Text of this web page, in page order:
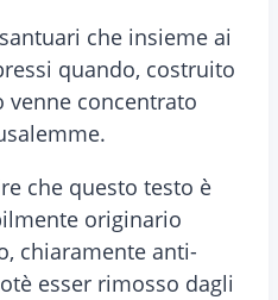
che insieme ai
quando, costruito
concentrato
che questo testo è
originario
chiaramente anti-
esser rimosso dagli